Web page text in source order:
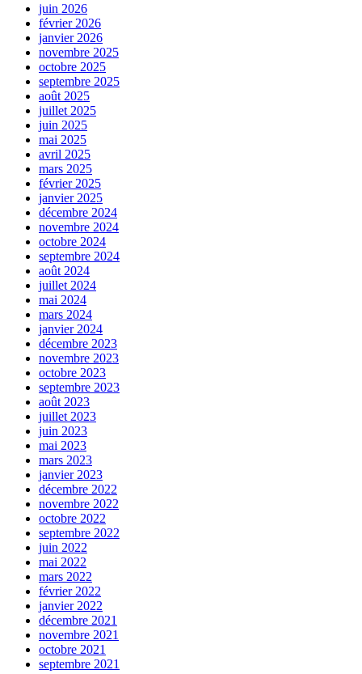
juin 2026
février 2026
janvier 2026
novembre 2025
octobre 2025
septembre 2025
août 2025
juillet 2025
juin 2025
mai 2025
avril 2025
mars 2025
février 2025
janvier 2025
décembre 2024
novembre 2024
octobre 2024
septembre 2024
août 2024
juillet 2024
mai 2024
mars 2024
janvier 2024
décembre 2023
novembre 2023
octobre 2023
septembre 2023
août 2023
juillet 2023
juin 2023
mai 2023
mars 2023
janvier 2023
décembre 2022
novembre 2022
octobre 2022
septembre 2022
juin 2022
mai 2022
mars 2022
février 2022
janvier 2022
décembre 2021
novembre 2021
octobre 2021
septembre 2021